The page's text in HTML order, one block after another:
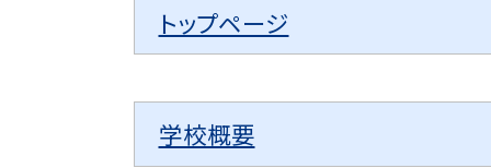
トップページ
学校概要